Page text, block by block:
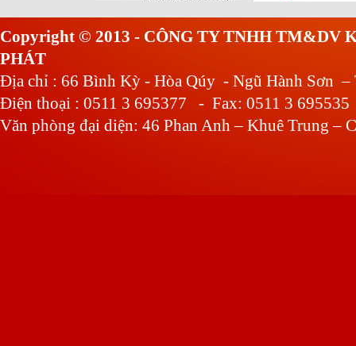
Copyright © 2013 - CÔNG TY TNHH TM&DV
PHÁT
Địa chỉ : 66 Bình Kỳ - Hòa Qúy - Ngũ Hành Sơn –
Điện thoại : 0511 3 695377 - Fax: 0511 3 695535
Văn phòng đại diện: 46 Phan Anh – Khuê Trung –